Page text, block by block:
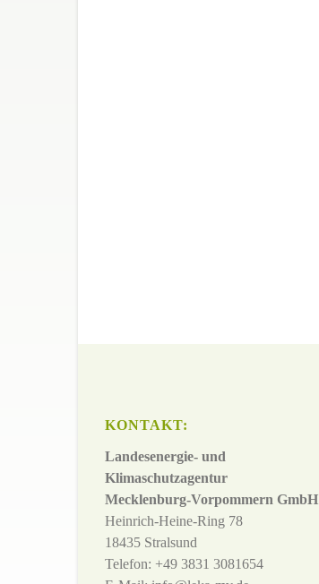
KONTAKT:
Landesenergie- und
Klimaschutzagentur
Mecklenburg-Vorpommern GmbH
Heinrich-Heine-Ring 78
18435 Stralsund
Telefon: +49 3831 3081654